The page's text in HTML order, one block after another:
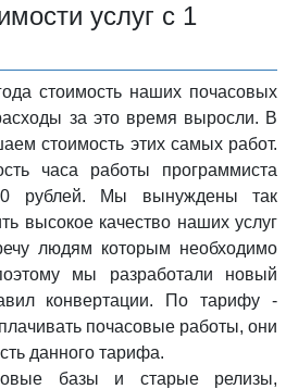
услуг с 1
стоимость наших почасовых
за это время выросли. В
стоимость этих самых работ.
часа работы программиста
рублей. Мы вынуждены так
высокое качество наших услуг
людям которым необходимо
мы разработали новый
конвертации. По тарифу -
почасовые работы, они
данного тарифа.
базы и старые релизы,